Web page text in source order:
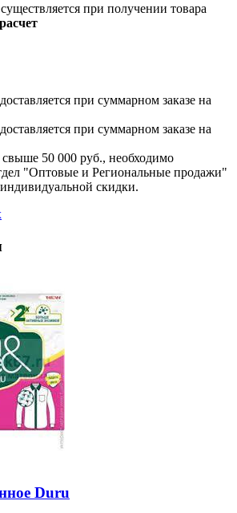
при получении товара
при суммарном заказе на
при суммарном заказе на
свыше 50 000 руб., необходимо
"Оптовые и Региональные продажи"
скидки.
Duru